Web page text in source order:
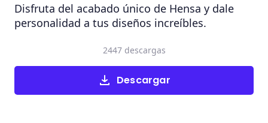
Disfruta del acabado único de Hensa y dale
personalidad a tus diseños increíbles.
Descargar
2447 descargas